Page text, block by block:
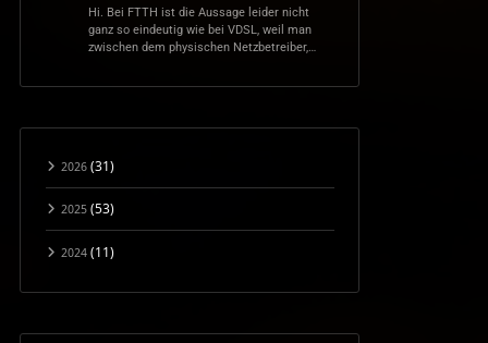
Hi. Bei FTTH ist die Aussage leider nicht
ganz so eindeutig wie bei VDSL, weil man
zwischen dem physischen Netzbetreiber,…
2026(31)
2025(53)
2024(11)